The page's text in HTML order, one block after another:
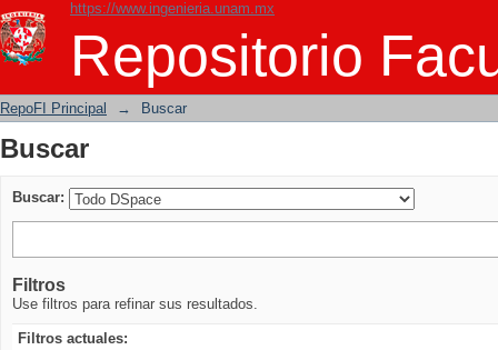
https://www.ingenieria.unam.mx
Repositorio
Buscar
RepoFI Principal → Buscar
Buscar
Buscar:
Filtros
Use filtros para refinar sus resultados.
Filtros actuales: